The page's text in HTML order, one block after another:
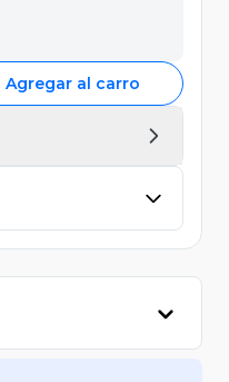
Agregar al carro